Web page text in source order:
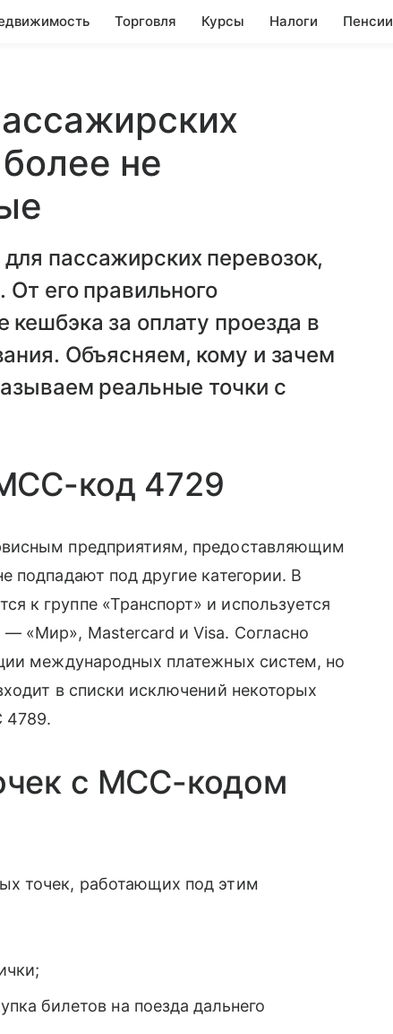
Торговля Курсы Налоги Пенсии
не
пассажирских перевозок,
его правильного
кешбэка за оплату проезда в
Объясняем, кому и зачем
реальные точки с
код 4729
предприятиям, предоставляющим
подпадают под другие категории. В
к группе «Транспорт» и используется
— «Мир», Mastercard и Visa. Согласно
международных платежных систем, но
в списки исключений некоторых
4789.
с MCC-кодом
точек, работающих под этим
билетов на поезда дальнего